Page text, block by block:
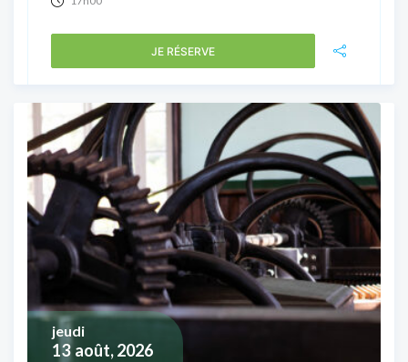
JE RÉSERVE
13 août, 2026
jeudi